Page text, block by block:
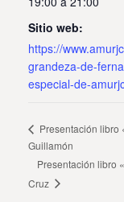
Sitio web:
https://
grandeza-de-
especial-de-
Presentación libro
Guillamón
Presentación libro
Cruz